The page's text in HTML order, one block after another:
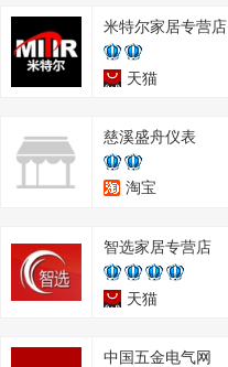
米特尔家居专营店
天猫
慈溪盛舟仪表
淘宝
智选家居专营店
天猫
中国五金电气网